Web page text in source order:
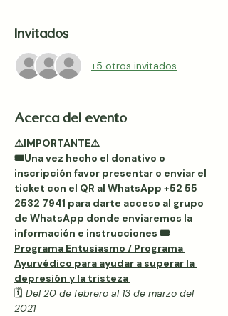
Invitados
+5 otros invitados
Acerca del evento
⚠️IMPORTANTE⚠️
🎟Una vez hecho el donativo o
inscripción favor presentar o enviar el
ticket con el QR al WhatsApp +52 55
2532 7941 para darte acceso al grupo
de WhatsApp donde enviaremos la
información e instrucciones 🎟
Programa Entusiasmo / Programa
Ayurvédico para ayudar a superar la
depresión y la tristeza
🗓 Del 20 de febrero al 13 de marzo del
2021